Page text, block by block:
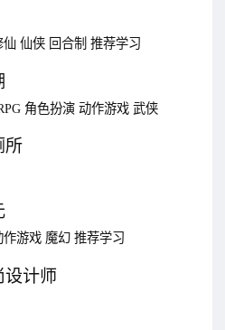
仙 仙侠 回合制 推荐学习
角色扮演 动作游戏 武侠
所
作游戏 魔幻 推荐学习
设计师